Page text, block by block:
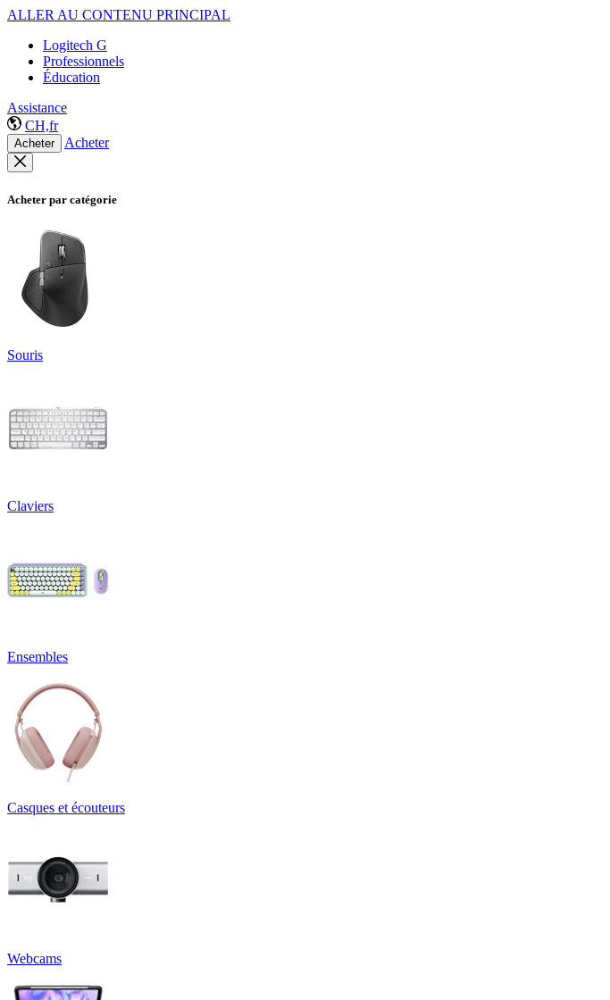
ALLER AU CONTENU PRINCIPAL
Logitech G
Professionnels
Éducation
Assistance
CH,fr
Acheter Acheter
Acheter par catégorie
Souris
Claviers
Ensembles
Casques et écouteurs
Webcams